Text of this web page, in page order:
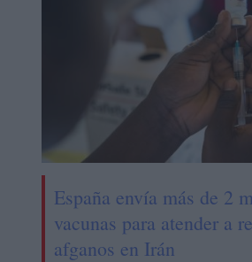
España envía más de 2
vacunas para atender a
afganos en Irán